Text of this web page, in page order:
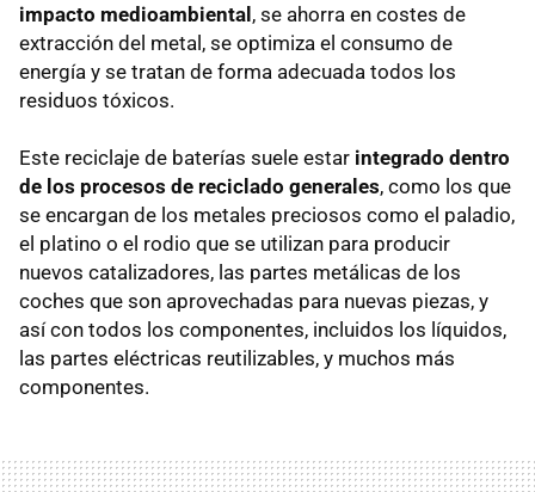
impacto medioambiental, se ahorra en costes de
extracción del metal, se optimiza el consumo de
energía y se tratan de forma adecuada todos los
residuos tóxicos.
Este reciclaje de baterías suele estar integrado dentro
de los procesos de reciclado generales, como los que
se encargan de los metales preciosos como el paladio,
el platino o el rodio que se utilizan para producir
nuevos catalizadores, las partes metálicas de los
coches que son aprovechadas para nuevas piezas, y
así con todos los componentes, incluidos los líquidos,
las partes eléctricas reutilizables, y muchos más
componentes.